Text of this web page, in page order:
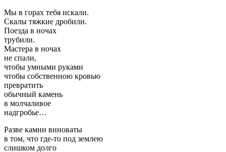
Мы в горах тебя искали.
Скалы тяжкие дробили.
Поезда в ночах
трубили.
Мастера в ночах
не спали,
чтобы умными руками
чтобы собственною кровью
превратить
обычный камень
в молчаливое
надгробье…
Разве камни виноваты
в том, что где-то под землею
слишком долго